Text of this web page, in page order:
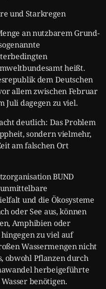
und Starkregen
an nutzbarem Grund-
heißt.
dem Deutschen
allem zwischen Februar
Juli dagegen zu viel.
deutlich: Das Problem
sondern vielmehr,
am falschen Ort
BUND
und die Ökosysteme
oder See aus, können
Amphibien oder
zu viel auf
Wassermengen nicht
obwohl Pflanzen durch
herbeigeführte
benötigen.